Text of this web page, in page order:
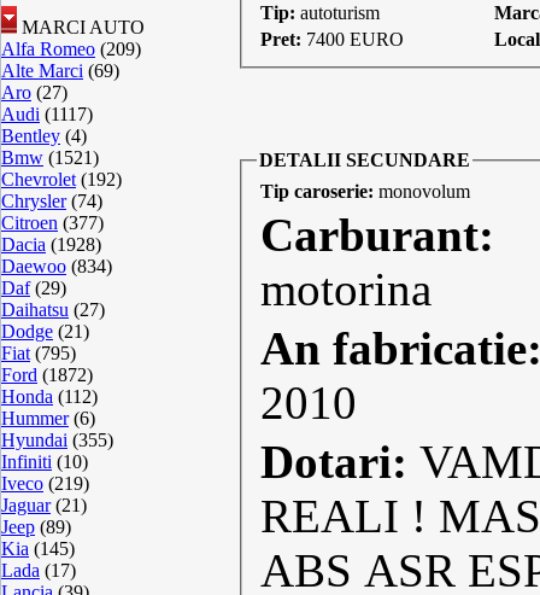
MARCI AUTO
Alfa Romeo (209)
Alte Marci (69)
Aro (27)
Audi (1117)
Bentley (4)
Bmw (1521)
Chevrolet (192)
Chrysler(74)
Citroen (377)
Dacia (1928)
Daewoo (834)
Daf(29)
Daihatsu (27)
Dodge (21)
Fiat (795)
Ford (1872)
Honda (112)
Hummer(6)
Hyundai (355)
Infiniti (10)
Iveco (219)
Jaguar(21)
Jeep (89)
Kia (145)
Lada (17)
Tip: autoturism
Pret: 7400 EURO
DETALII SECUNDARE
Tip caroserie: monovolum
Carburant:
motorina
An
2010
Dotari:
REALI !
ABS ASR